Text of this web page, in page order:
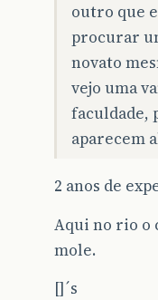
outro que
procurar
novato
vejo uma
faculdade,
aparecem
2 anos de
Aqui no rio o
mole.
[]´s